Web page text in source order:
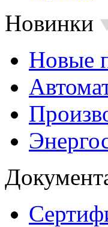
Новинки
Новые